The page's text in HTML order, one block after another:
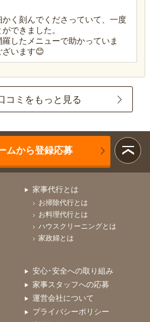
く刻んでくださっていて、一度
できました。
したメニューで助かっていま
ざいます😊
コミをもっと見る
ムから登録応募
家事代行とは
お掃除代行とは
お料理代行とは
ハウスクリーニングとは
家政婦とは
安心･安全への取り組み
家事スタッフへの応募
運営会社について
プライバシーポリシー